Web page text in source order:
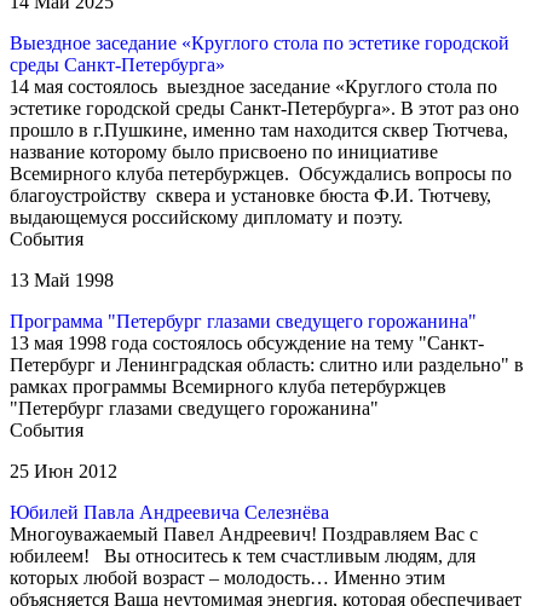
Выездное заседание «Круглого стола по эстетике городской
среды Санкт-Петербурга»
14 мая состоялось выездное заседание «Круглого стола по
эстетике городской среды Санкт-Петербурга». В этот раз оно
прошло в г.Пушкине, именно там находится сквер Тютчева,
название которому было присвоено по инициативе
Всемирного клуба петербуржцев. Обсуждались вопросы по
благоустройству сквера и установке бюста Ф.И. Тютчеву,
выдающемуся российскому дипломату и поэту.
События
13 Май 1998
Программа "Петербург глазами сведущего горожанина"
13 мая 1998 года состоялось обсуждение на тему "Санкт-
Петербург и Ленинградская область: слитно или раздельно" в
рамках программы Всемирного клуба петербуржцев
"Петербург глазами сведущего горожанина"
События
25 Июн 2012
Юбилей Павла Андреевича Селезнёва
Многоуважаемый Павел Андреевич! Поздравляем Вас с
юбилеем! Вы относитесь к тем счастливым людям, для
которых любой возраст – молодость… Именно этим
объясняется Ваша неутомимая энергия, которая обеспечивает